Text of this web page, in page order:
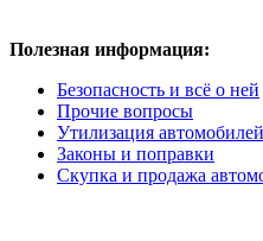
Полезная информация:
Безопасность и всё о ней
Прочие вопросы
Утилизация автомобилей
Законы и поправки
Скупка и продажа